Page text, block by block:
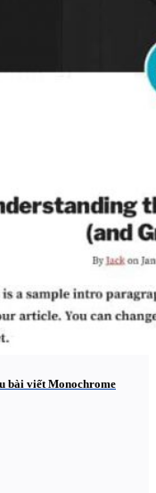
bài viết Monochrome